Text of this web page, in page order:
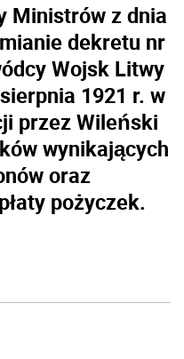
Ministrów z dnia
dekretu nr
Wojsk Litwy
1921 r. w
przez Wileński
wynikających
oraz
pożyczek.